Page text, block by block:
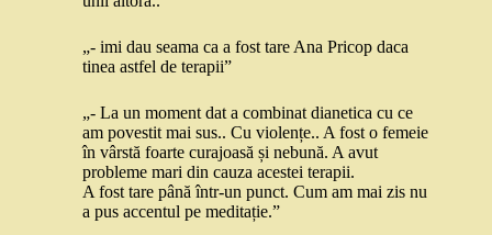
„- imi dau seama ca a fost tare Ana Pricop daca
tinea astfel de terapii”
„- La un moment dat a combinat dianetica cu ce
am povestit mai sus.. Cu violențe.. A fost o femeie
în vârstă foarte curajoasă și nebună. A avut
probleme mari din cauza acestei terapii.
A fost tare până într-un punct. Cum am mai zis nu
a pus accentul pe meditație.”